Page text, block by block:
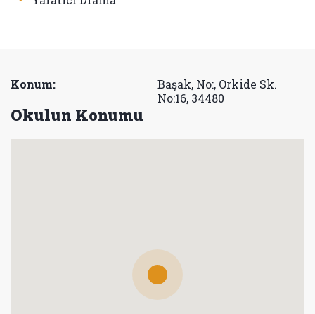
Konum:
Başak, No:, Orkide Sk.
No:16, 34480
Okulun Konumu